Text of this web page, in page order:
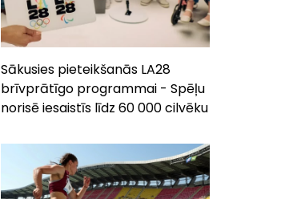
Sākusies pieteikšanās LA28
brīvprātīgo programmai - Spēļu
norisē iesaistīs līdz 60 000 cilvēku